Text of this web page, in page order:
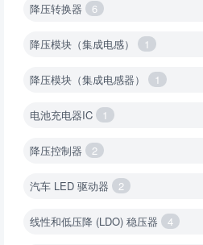
降压转换器 6
降压模块（集成电感） 1
降压模块（集成电感器） 1
电池充电器IC 1
降压控制器 2
汽车 LED 驱动器 2
线性和低压降 (LDO) 稳压器 4